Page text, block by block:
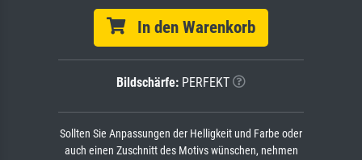
In den Warenkorb
Bildschärfe: PERFEKT
Sollten Sie Anpassungen der Helligkeit und Farbe oder
auch einen Zuschnitt des Motivs wünschen, nehmen